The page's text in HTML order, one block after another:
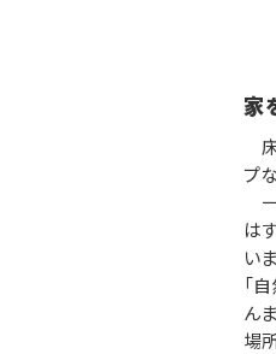
家
プ
は
い
「
ん
場